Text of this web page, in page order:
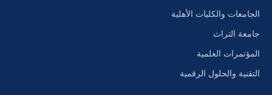
الجامعات والكليات الأهلية
جامعة التراث
المؤتمرات العلمية
التقنية والحلول الرقمية